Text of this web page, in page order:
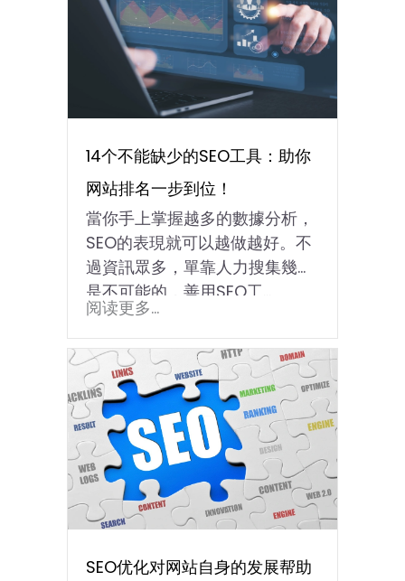
14个不能缺少的SEO工具：助你
网站排名一步到位！
當你手上掌握越多的數據分析，
SEO的表現就可以越做越好。不
過資訊眾多，單靠人力搜集幾乎
是不可能的，善用SEO工…
阅读更多...
SEO优化对网站自身的发展帮助